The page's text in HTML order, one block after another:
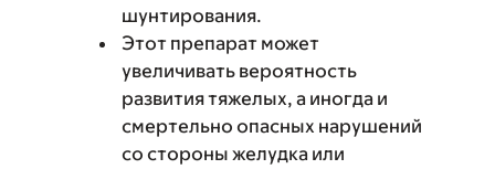
шунтирования.
Этот препарат может
увеличивать вероятность
развития тяжелых, а иногда и
смертельно опасных нарушений
со стороны желудка или